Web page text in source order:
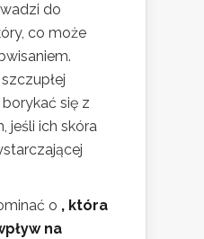
do
co może
się z
jeśli ich skóra
o , która
na